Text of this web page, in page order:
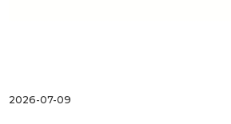
2026-07-09